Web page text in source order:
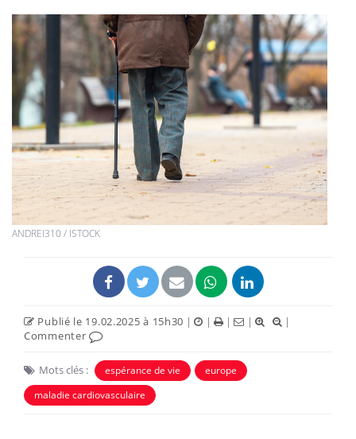
ANDREI310 / ISTOCK
Publié le 19.02.2025 à 15h30 | | | |
|
Commenter
Mots clés : espérance de vie
europe
maladie cardiovasculaire